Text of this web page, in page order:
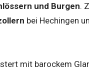
und Burgen.
bei Hechingen
mit barockem